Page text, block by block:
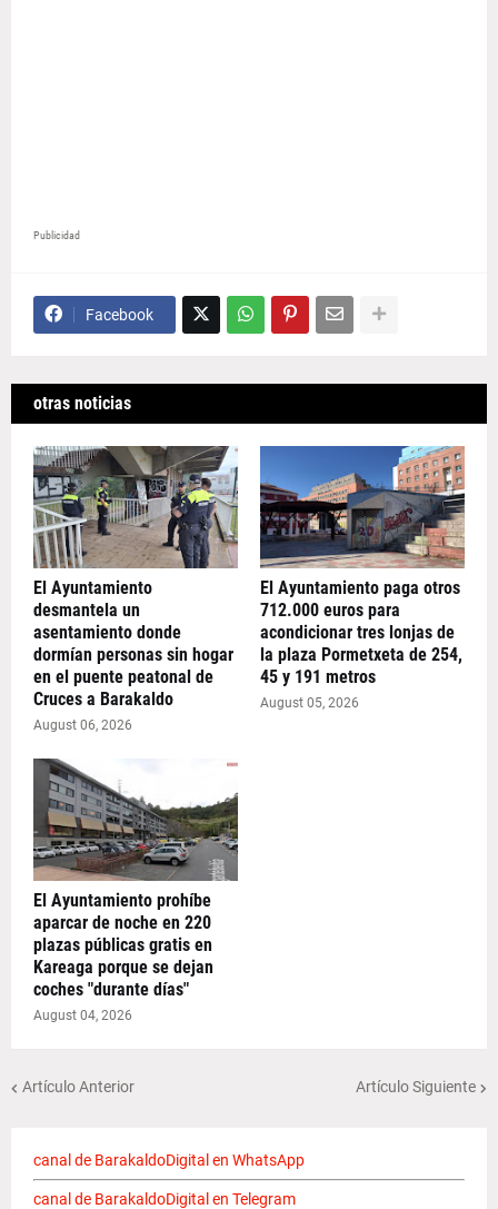
Publicidad
Facebook
otras noticias
El Ayuntamiento
desmantela un
asentamiento donde
dormían personas sin hogar
en el puente peatonal de
Cruces a Barakaldo
August 06, 2026
El Ayuntamiento paga otros
712.000 euros para
acondicionar tres lonjas de
la plaza Pormetxeta de 254,
45 y 191 metros
August 05, 2026
El Ayuntamiento prohíbe
aparcar de noche en 220
plazas públicas gratis en
Kareaga porque se dejan
coches "durante días"
August 04, 2026
Artículo Anterior Artículo Siguiente
canal de BarakaldoDigital en WhatsApp
canal de BarakaldoDigital en Telegram